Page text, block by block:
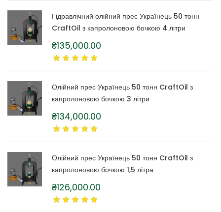
Гідравлічний олійний прес Українець 50 тонн
CraftOil з капролоновою бочкою 4 літри
₴135,000.00
Олійний прес Українець 50 тонн CraftOil з
капролоновою бочкою 3 літри
₴134,000.00
Олійний прес Українець 50 тонн CraftOil з
капролоновою бочкою 1,5 літра
₴126,000.00